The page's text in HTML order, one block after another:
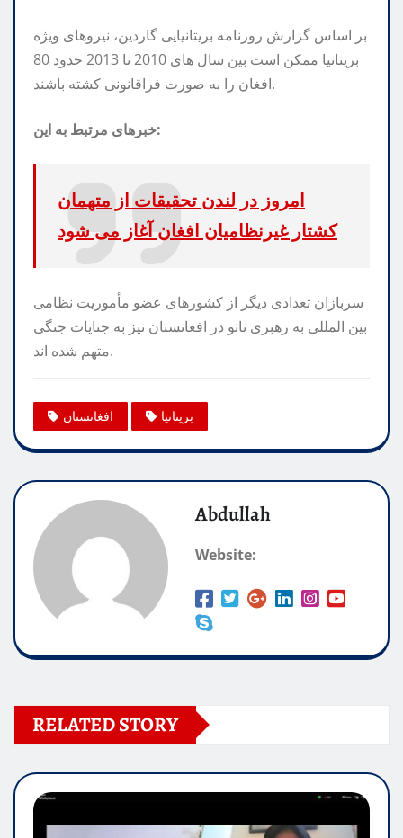
بر اساس گزارش روزنامه بریتانیایی گاردین، نیروهای ویژه
بریتانیا ممکن است بین سال های 2010 تا 2013 حدود 80
افغان را به صورت فراقانونی کشته باشند.
خبرهای مرتبط به این:
امروز در لندن تحقیقات از متهمان
کشتار غیرنظامیان افغان آغاز می شود
سربازان تعدادی دیگر از کشورهای عضو مأموریت نظامی
بین المللی به رهبری ناتو در افغانستان نیز به جنایات جنگی
متهم شده اند.
افغانستان بریتانیا
Abdullah
Website:
RELATED STORY